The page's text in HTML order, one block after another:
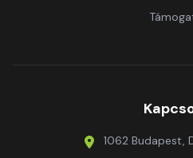
1062 Budapest,